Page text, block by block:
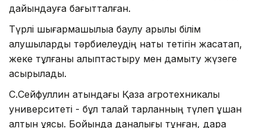
дайындауға бағытталған.
Түрлі шығармашылыққа баулу арқылы білім
алушыларды тәрбиелеудің нақты тетігін жасақтап,
жеке тұлғаны қалыптастыру мен дамыту жүзеге
асырылады.
С.Сейфуллин атындағы Қазақ агротехникалық
университеті - бұл талай тарланның түлеп ұшқан
алтын ұясы. Бойында даналығы тұнған, дара